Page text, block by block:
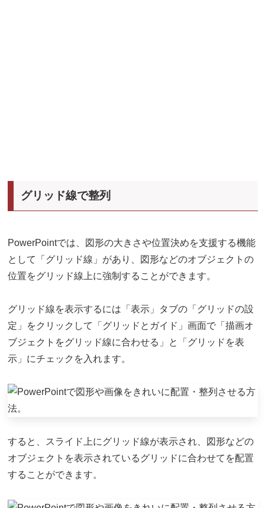
グリッド線で整列
PowerPointでは、図形の大きさや位置決めを支援する機能
として「グリッド線」があり、図形などのオブジェクトの
位置をグリッド線上に強制することができます。
グリッド線を表示するには「表示」タブの「グリッドの設
定」をクリックして「グリッドとガイド」画面で「描画オ
ブジェクトをグリッド線に合わせる」と「グリッドを表
示」にチェックを入れます。
すると、スライド上にグリッド線が表示され、図形などの
オブジェクトを表示されているグリッドに合わせてを配置
することができます。